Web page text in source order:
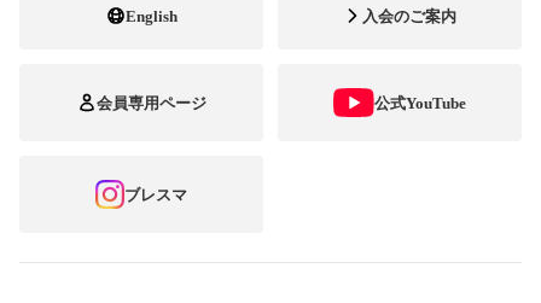
English 入会のご案内
会員専用ページ 公式YouTube
ブレスマ
学4年生）の矯正歯科
娘は乳歯のときから
期からむし歯の治療